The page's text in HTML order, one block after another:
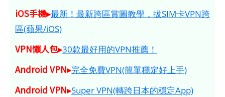
iOS手機▸最新！最新跨區賞圖教學，拔SIM卡VPN跨
區(蘋果/iOS)
VPN懶人包▸30款最好用的VPN推薦！
Android VPN▸完全免費VPN(簡單穩定好上手)
Android VPN▸Super VPN(轉跨日本的穩定App)